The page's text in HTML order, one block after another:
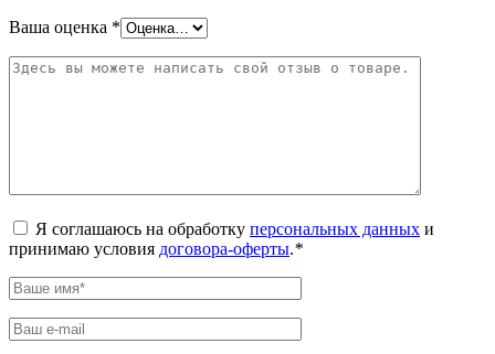
Ваша оценка *
Я соглашаюсь на обработку персональных данных и
принимаю условия договора-оферты.*